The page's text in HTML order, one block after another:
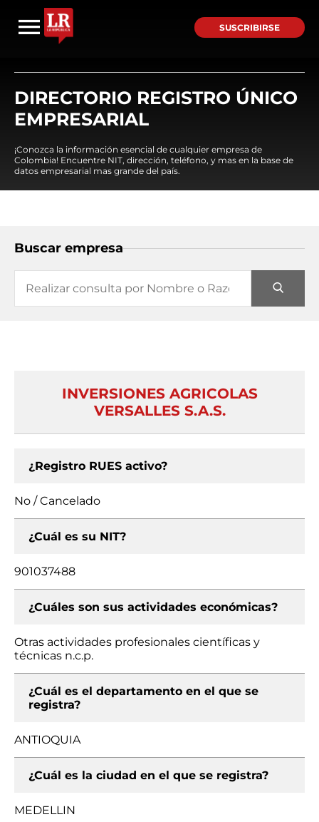
SUSCRIBIRSE
DIRECTORIO REGISTRO ÚNICO
EMPRESARIAL
¡Conozca la información esencial de cualquier empresa de
Colombia! Encuentre NIT, dirección, teléfono, y mas en la base de
datos empresarial mas grande del país.
Buscar empresa
INVERSIONES AGRICOLAS
VERSALLES S.A.S.
¿Registro RUES activo?
No / Cancelado
¿Cuál es su NIT?
901037488
¿Cuáles son sus actividades económicas?
Otras actividades profesionales científicas y
técnicas n.c.p.
¿Cuál es el departamento en el que se
registra?
ANTIOQUIA
¿Cuál es la ciudad en el que se registra?
MEDELLIN